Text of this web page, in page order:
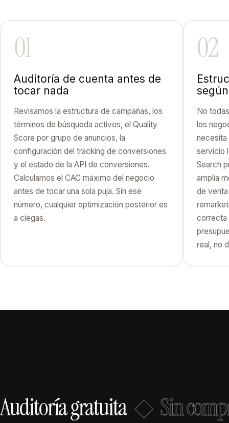
01
Auditoría de cuenta antes de
tocar nada
Revisamos la estructura de campañas, los
términos de búsqueda activos, el Quality
Score por grupo de anuncios, la
configuración del tracking de conversiones
y el estado de la API de conversiones.
Calculamos el CAC máximo del negocio
antes de tocar una sola puja. Sin ese
número, cualquier optimización posterior es
a ciegas.
02
No
los
necesita
servicio
Search
amplia
de
correcta
real, no
Auditoría gratuita ◆ Sin